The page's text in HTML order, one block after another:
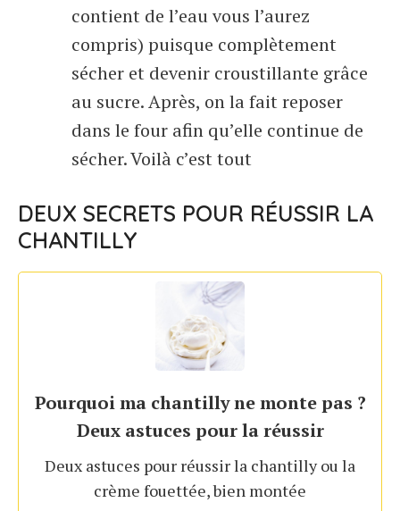
contient de l’eau vous l’aurez
compris) puisque complètement
sécher et devenir croustillante grâce
au sucre. Après, on la fait reposer
dans le four afin qu’elle continue de
sécher. Voilà c’est tout
DEUX SECRETS POUR RÉUSSIR LA
CHANTILLY
Pourquoi ma chantilly ne monte pas ?
Deux astuces pour la réussir
Deux astuces pour réussir la chantilly ou la
crème fouettée, bien montée